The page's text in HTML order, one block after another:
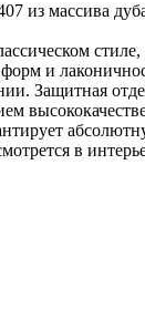
из массива
и
Защитная
в